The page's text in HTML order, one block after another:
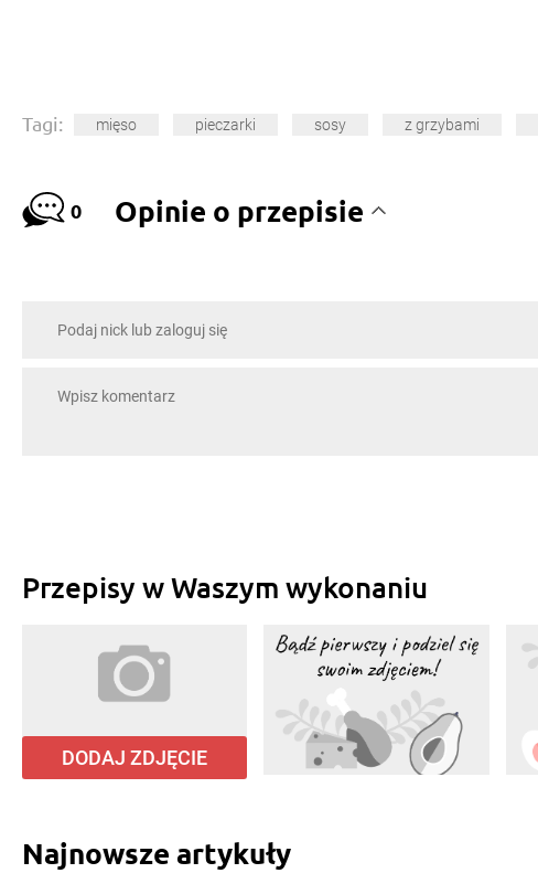
Tagi: mięso pieczarki sosy z grzybami
0 Opinie o przepisie
Przepisy w Waszym wykonaniu
DODAJ ZDJĘCIE
Najnowsze artykuły